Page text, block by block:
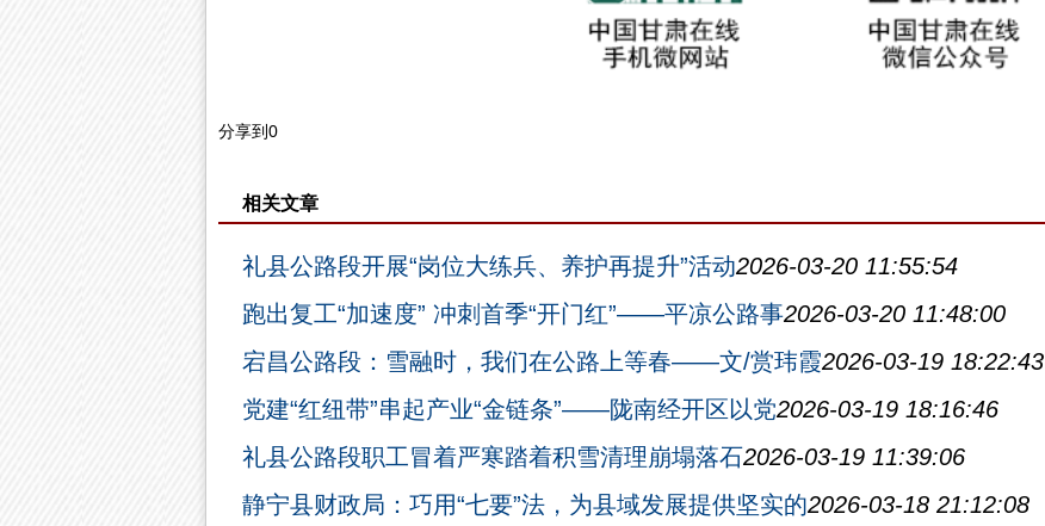
分享到0
相关文章
礼县公路段开展“岗位大练兵、养护再提升”活动2026-03-20 11:55:54
跑出复工“加速度” 冲刺首季“开门红”——平凉公路事2026-03-20 11:48:00
宕昌公路段：雪融时，我们在公路上等春——文/赏玮霞2026-03-19 18:22:43
党建“红纽带”串起产业“金链条”——陇南经开区以党2026-03-19 18:16:46
礼县公路段职工冒着严寒踏着积雪清理崩塌落石2026-03-19 11:39:06
静宁县财政局：巧用“七要”法，为县域发展提供坚实的2026-03-18 21:12:08